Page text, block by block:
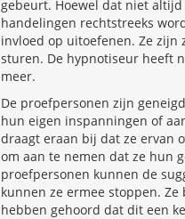
gebeurt. Hoewel dat niet
handelingen rechtstreeks
invloed op uitoefenen. Ze
sturen. De hypnotiseur heeft
meer.
De proefpersonen zijn
hun eigen inspanningen of
draagt eraan bij dat ze ervan
om aan te nemen dat ze hun
proefpersonen kunnen de
kunnen ze ermee stoppen.
hebben gehoord dat dit een